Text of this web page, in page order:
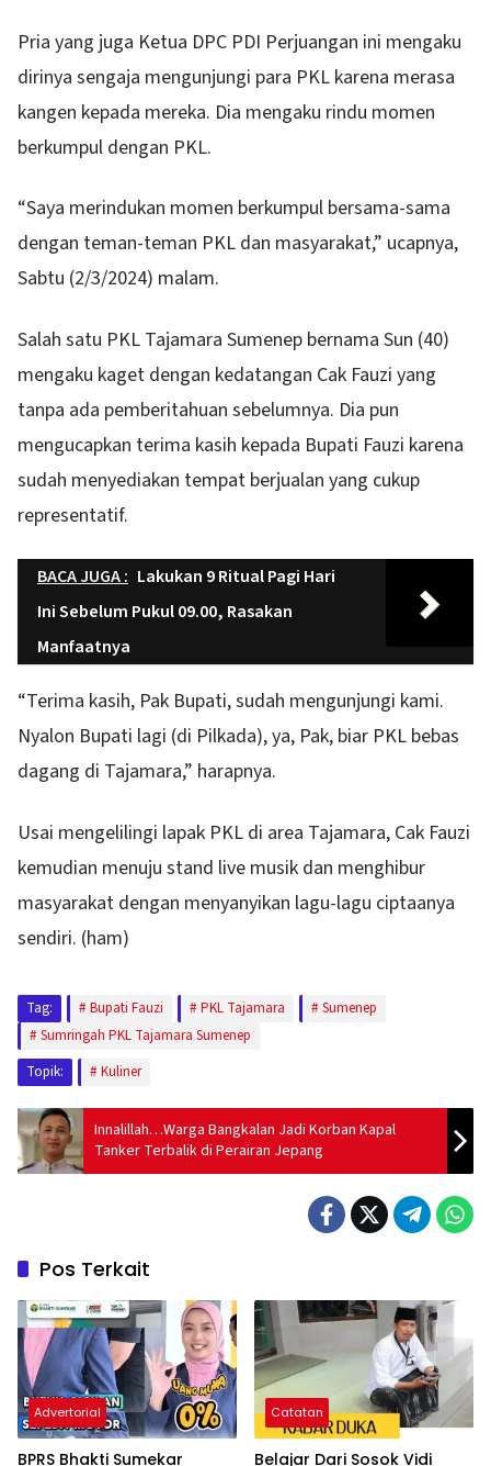
Pria yang juga Ketua DPC PDI Perjuangan ini mengaku
dirinya sengaja mengunjungi para PKL karena merasa
kangen kepada mereka. Dia mengaku rindu momen
berkumpul dengan PKL.
“Saya merindukan momen berkumpul bersama-sama
dengan teman-teman PKL dan masyarakat,” ucapnya,
Sabtu (2/3/2024) malam.
Salah satu PKL Tajamara Sumenep bernama Sun (40)
mengaku kaget dengan kedatangan Cak Fauzi yang
tanpa ada pemberitahuan sebelumnya. Dia pun
mengucapkan terima kasih kepada Bupati Fauzi karena
sudah menyediakan tempat berjualan yang cukup
representatif.
BACA JUGA : Lakukan 9 Ritual Pagi Hari
Ini Sebelum Pukul 09.00, Rasakan
Manfaatnya
“Terima kasih, Pak Bupati, sudah mengunjungi kami.
Nyalon Bupati lagi (di Pilkada), ya, Pak, biar PKL bebas
dagang di Tajamara,” harapnya.
Usai mengelilingi lapak PKL di area Tajamara, Cak Fauzi
kemudian menuju stand live musik dan menghibur
masyarakat dengan menyanyikan lagu-lagu ciptaanya
sendiri. (ham)
Tag: Bupati Fauzi PKL Tajamara
Sumenep
Sumringah PKL Tajamara Sumenep
Topik:
Kuliner
Innalillah…Warga Bangkalan Jadi Korban Kapal
Tanker Terbalik di Perairan Jepang
Pos Terkait
Advertorial
BPRS Bhakti Sumekar
Catatan
Belajar Dari Sosok Vidi